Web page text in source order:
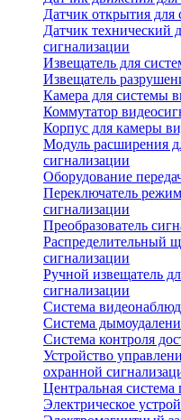
Датчик открытия для
Датчик технический
сигнализации
Извещатель для
Извещатель
Камера для системы
Коммутатор
Корпус для камеры
Модуль расширения
сигнализации
Оборудование
Переключатель
сигнализации
Преобразователь
Распределительный
сигнализации
Ручной извещатель
сигнализации
Система
Система
Система контроля
Устройство
охранной
Центральная
Электрическое